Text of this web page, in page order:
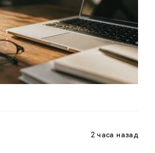
2 часа назад